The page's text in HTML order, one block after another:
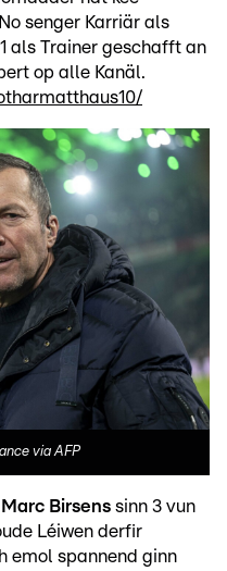
senger Karriär als
als Trainer geschafft an
op alle Kanäl.
via AFP
Birsens sinn 3 vun
Léiwen derfir
emol spannend ginn